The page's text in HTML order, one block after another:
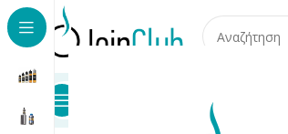
Καταστήματα
Υγρά Αναπλήρωσης